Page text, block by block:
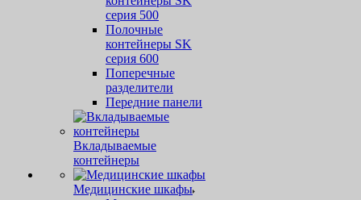
серия 500
Полочные
контейнеры SK
серия 600
Поперечные
разделители
Передние панели
Вкладываемые
контейнеры
Медицинские шкафы